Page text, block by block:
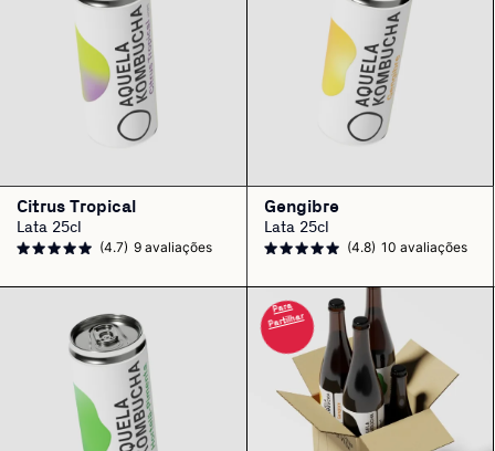
Citrus Tropical
Lata 25cl
(4.7) 9 avaliações
Gengibre
Lata 25cl
(4.8) 10 avaliações
Para
Partilhar